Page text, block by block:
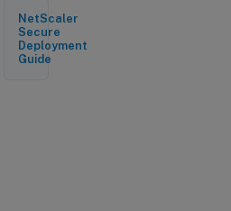
Stratégies
NetScaler
Secure
Deployment
Guide